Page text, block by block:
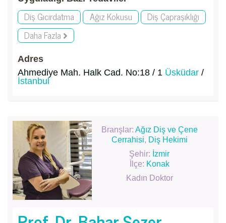
Diş Gıcırdatma Ağız Kokusu
Diş Çapraşıklığı
Daha Fazla
Adres
Ahmediye Mah. Halk Cad. No:18 / 1 Üsküdar /
İstanbul
Branşlar: Ağız Diş ve Çene
Cerrahisi, Diş Hekimi
Şehir: İzmir
İlçe: Konak
Kadın Doktor